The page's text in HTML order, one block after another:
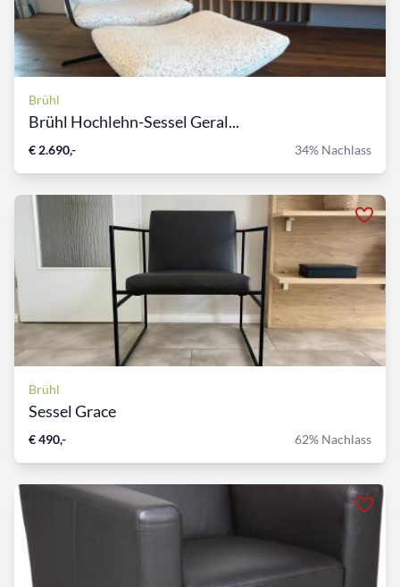
Brühl
Brühl Hochlehn-Sessel Geral...
€ 2.690,- 34% Nachlass
Brühl
Sessel Grace
€ 490,- 62% Nachlass